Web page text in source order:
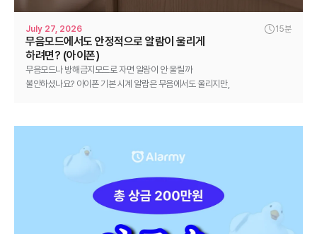
July 27, 2026 15분
무음모드에서도 안정적으로 알람이 울리게
하려면? (아이폰)
무음모드나 방해금지모드로 자면 알람이 안 울릴까
불안하셨나요? 아이폰 기본 시계 알람은 무음에서도 울리지만,